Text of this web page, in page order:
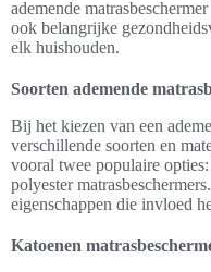
ademende
ook belangrijke
elk huishouden.
Soorten ademende
Bij het kiezen van een
verschillende soorten en
vooral twee populaire opties:
polyester
eigenschappen die invloed
Katoenen